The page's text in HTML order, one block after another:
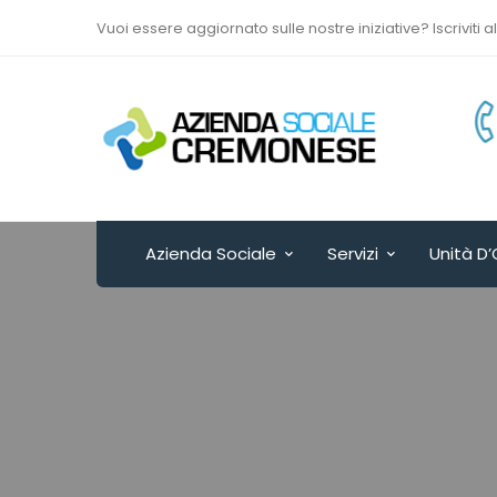
Vuoi essere aggiornato sulle nostre iniziative? Iscriviti
Via Sant’Antonio del
Fuoco n. 9/A
Cremona - ITALY
Azienda Sociale Servizi Unità